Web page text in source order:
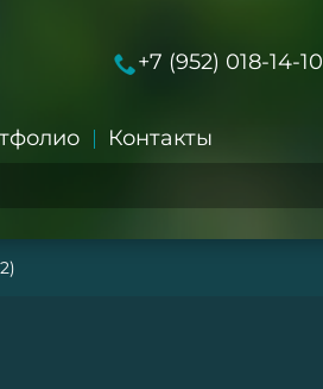
+7 (952) 018-14-10
Контакты